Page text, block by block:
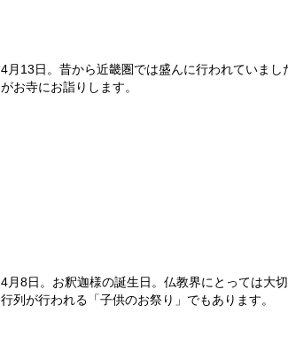
4月13日。昔から近畿圏では盛んに行われていま
がお寺にお詣りします。
4月8日。お釈迦様の誕生日。仏教界にとっては大
行列が行われる「子供のお祭り」でもあります。